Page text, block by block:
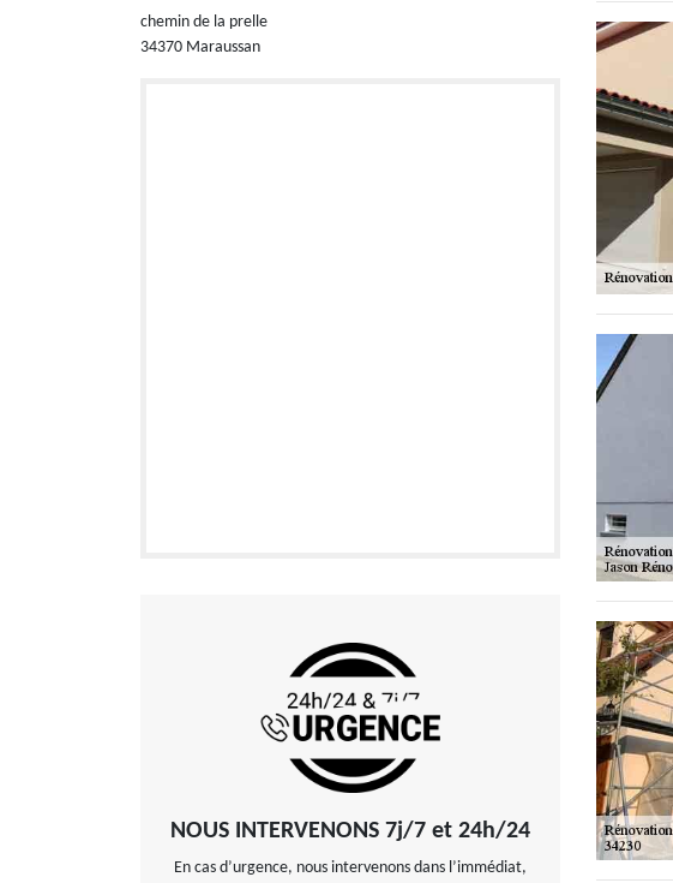
chemin de la prelle
34370 Maraussan
NOUS INTERVENONS 7j/7 et 24h/24
En cas d’urgence, nous intervenons dans l’immédiat,